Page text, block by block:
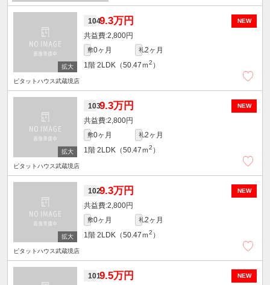
NEW
1049.3万円
2,800円
敷0ヶ月 礼2ヶ月
1階 2LDK（50.47ｍ2 ）
ピタットハウス武蔵境店
NEW
1039.3万円
2,800円
敷0ヶ月 礼2ヶ月
1階 2LDK（50.47ｍ2 ）
ピタットハウス武蔵境店
NEW
1029.3万円
2,800円
敷0ヶ月 礼2ヶ月
1階 2LDK（50.47ｍ2 ）
ピタットハウス武蔵境店
NEW
1019.5万円